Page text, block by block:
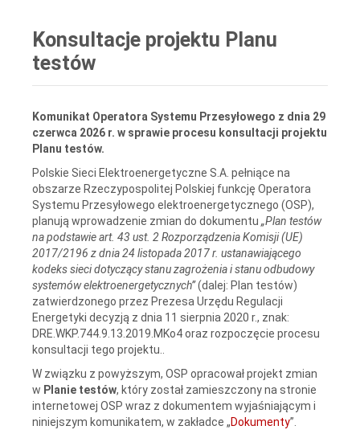
Konsultacje projektu Planu
testów
Komunikat Operatora Systemu Przesyłowego z dnia 29
czerwca 2026 r. w sprawie procesu konsultacji projektu
Planu testów.
Polskie Sieci Elektroenergetyczne S.A. pełniące na
obszarze Rzeczypospolitej Polskiej funkcję Operatora
Systemu Przesyłowego elektroenergetycznego (OSP),
planują wprowadzenie zmian do dokumentu „Plan testów
na podstawie art. 43 ust. 2 Rozporządzenia Komisji (UE)
2017/2196 z dnia 24 listopada 2017 r. ustanawiającego
kodeks sieci dotyczący stanu zagrożenia i stanu odbudowy
systemów elektroenergetycznych”(dalej: Plan testów)
zatwierdzonego przez Prezesa Urzędu Regulacji
Energetyki decyzją z dnia 11 sierpnia 2020 r., znak:
DRE.WKP.744.9.13.2019.MKo4 oraz rozpoczęcie procesu
konsultacji tego projektu..
W związku z powyższym, OSP opracował projekt zmian
w Planie testów, który został zamieszczony na stronie
internetowej OSP wraz z dokumentem wyjaśniającym i
niniejszym komunikatem, w zakładce „Dokumenty”.